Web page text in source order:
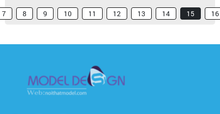
7 8 9 10 11 12 13 14 15 16